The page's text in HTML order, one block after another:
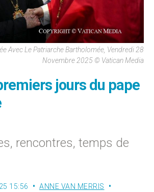
Avec Le Patriarche Bartholomée, Vendredi 28
Novembre 2025 © Vatican Media
jours du pape
rencontres, temps de
15:56
ANNE VAN MERRIS